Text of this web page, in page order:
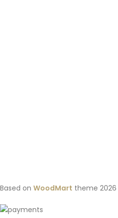
Based on WoodMart theme 2026